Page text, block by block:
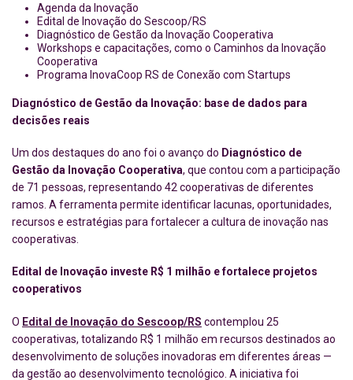
Agenda da Inovação
Edital de Inovação do Sescoop/RS
Diagnóstico de Gestão da Inovação Cooperativa
Workshops e capacitações, como o Caminhos da Inovação
Cooperativa
Programa InovaCoop RS de Conexão com Startups
Diagnóstico de Gestão da Inovação: base de dados para
decisões reais
Um dos destaques do ano foi o avanço do Diagnóstico de
Gestão da Inovação Cooperativa, que contou com a participação
de 71 pessoas, representando 42 cooperativas de diferentes
ramos. A ferramenta permite identificar lacunas, oportunidades,
recursos e estratégias para fortalecer a cultura de inovação nas
cooperativas.
Edital de Inovação investe R$ 1 milhão e fortalece projetos
cooperativos
O Edital de Inovação do Sescoop/RS contemplou 25
cooperativas, totalizando R$ 1 milhão em recursos destinados ao
desenvolvimento de soluções inovadoras em diferentes áreas —
da gestão ao desenvolvimento tecnológico. A iniciativa foi